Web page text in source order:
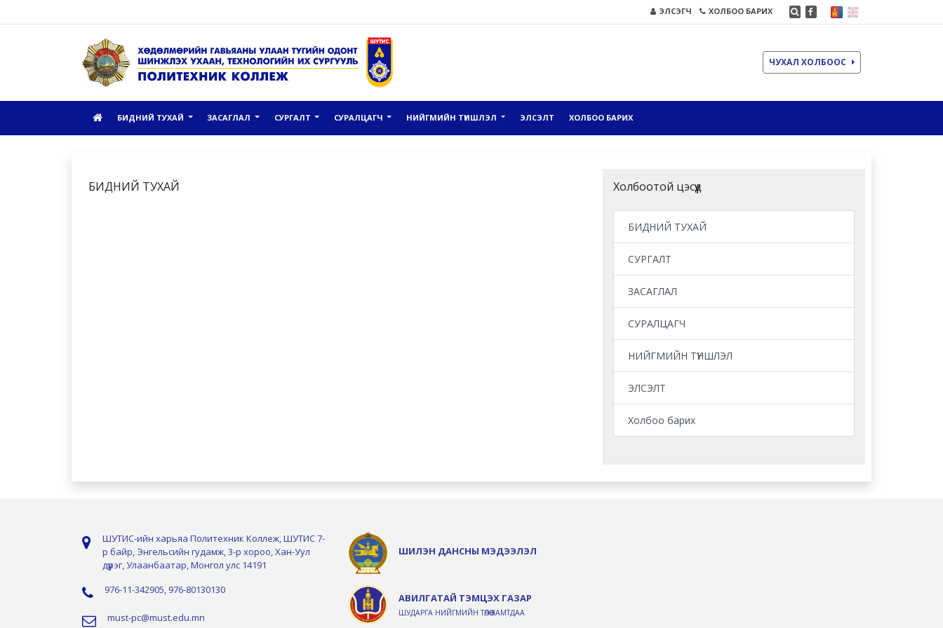
ЭЛСЭГЧ ХОЛБОО БАРИХ
ЧУХАЛ ХОЛБООС
БИДНИЙ ТУХАЙ ЗАСАГЛАЛ СУРГАЛТ СУРАЛЦАГЧ НИЙГМИЙН ТҮНШЛЭЛ ЭЛСЭЛТ ХОЛБОО БАРИХ
БИДНИЙ ТУХАЙ Холбоотой цэсүүд
БИДНИЙ ТУХАЙ
СУРГАЛТ
ЗАСАГЛАЛ
СУРАЛЦАГЧ
НИЙГМИЙН ТҮНШЛЭЛ
ЭЛСЭЛТ
Холбоо барих
ШУТИС-ийн харьяа Политехник Коллеж, ШУТИС 7-
р байр, Энгельсийн гудамж, 3-р хороо, Хан-Уул
дүүрэг, Улаанбаатар, Монгол улс 14191
976-11-342905, 976-80130130
must-pc@must.edu.mn
ШИЛЭН ДАНСНЫ МЭДЭЭЛЭЛ
АВИЛГАТАЙ ТЭМЦЭХ ГАЗАР
ШУДАРГА НИЙГМИЙН ТӨЛӨӨ ХАМТДАА